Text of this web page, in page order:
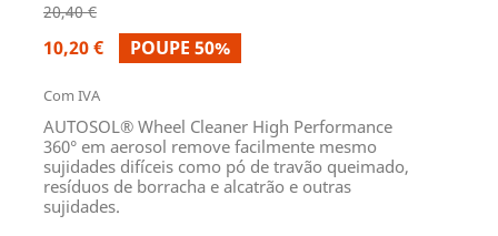
20,40 €
10,20 € POUPE 50%
Com IVA
AUTOSOL® Wheel Cleaner High Performance
360° em aerosol remove facilmente mesmo
sujidades difíceis como pó de travão queimado,
resíduos de borracha e alcatrão e outras
sujidades.